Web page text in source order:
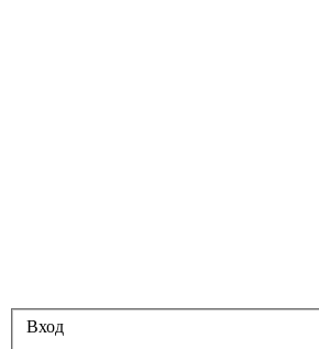
Вход